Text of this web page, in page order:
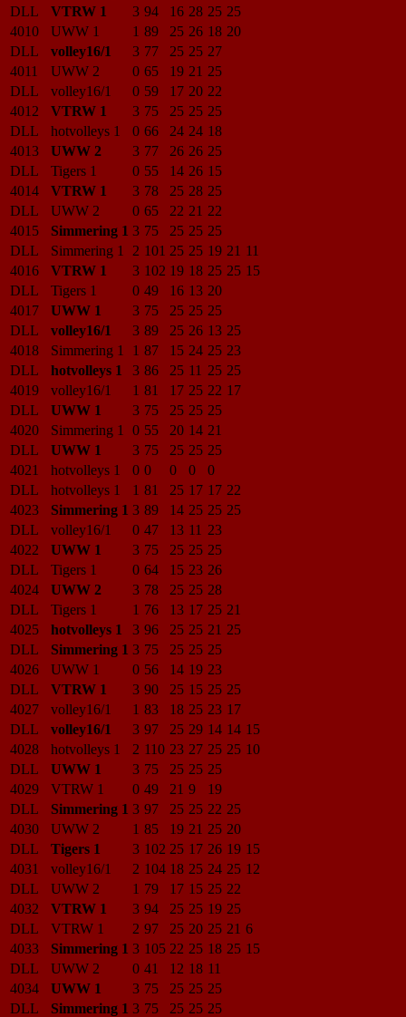
DLL
VTRW 1 3 94 16 28 25 25
4010
UWW 1 1 89 25 26 18 20
DLL
volley16/1 3 77 25 25 27
4011
UWW 2 0 65 19 21 25
DLL
volley16/1 0 59 17 20 22
4012
VTRW 1 3 75 25 25 25
DLL
hotvolleys 1 0 66 24 24 18
4013
UWW 2 3 77 26 26 25
DLL
Tigers 1 0 55 14 26 15
4014
VTRW 1 3 78 25 28 25
DLL
UWW 2 0 65 22 21 22
4015
Simmering 1 3 75 25 25 25
DLL
Simmering 1 2 101 25 25 19 21 11
4016
VTRW 1 3 102 19 18 25 25 15
DLL
Tigers 1 0 49 16 13 20
4017
UWW 1 3 75 25 25 25
DLL
volley16/1 3 89 25 26 13 25
4018
Simmering 1 1 87 15 24 25 23
DLL
hotvolleys 1 3 86 25 11 25 25
4019
volley16/1 1 81 17 25 22 17
DLL
UWW 1 3 75 25 25 25
4020
Simmering 1 0 55 20 14 21
DLL
UWW 1 3 75 25 25 25
4021
hotvolleys 1 0 0 0 0
0
DLL
hotvolleys 1 1 81 25 17 17 22
4023
Simmering 1 3 89 14 25 25 25
DLL
volley16/1 0 47 13 11 23
4022
UWW 1 3 75 25 25 25
DLL
Tigers 1 0 64 15 23 26
4024
UWW 2 3 78 25 25 28
DLL
Tigers 1 1 76 13 17 25 21
4025
hotvolleys 1 3 96 25 25 21 25
DLL
Simmering 1 3 75 25 25 25
4026
UWW 1 0 56 14 19 23
DLL
VTRW 1 3 90 25 15 25 25
4027
volley16/1 1 83 18 25 23 17
DLL
volley16/1 3 97 25 29 14 14 15
4028
hotvolleys 1 2 110 23 27 25 25 10
DLL
UWW 1 3 75 25 25 25
4029
VTRW 1 0 49 21 9
19
DLL
Simmering 1 3 97 25 25 22 25
4030
UWW 2 1 85 19 21 25 20
DLL
Tigers 1 3 102 25 17 26 19 15
4031
volley16/1 2 104 18 25 24 25 12
DLL
UWW 2 1 79 17 15 25 22
4032
VTRW 1 3 94 25 25 19 25
DLL
VTRW 1 2 97 25 20 25 21 6
4033
Simmering 1 3 105 22 25 18 25 15
DLL
UWW 2 0 41 12 18 11
4034
UWW 1 3 75 25 25 25
DLL
Simmering 1 3 75 25 25 25